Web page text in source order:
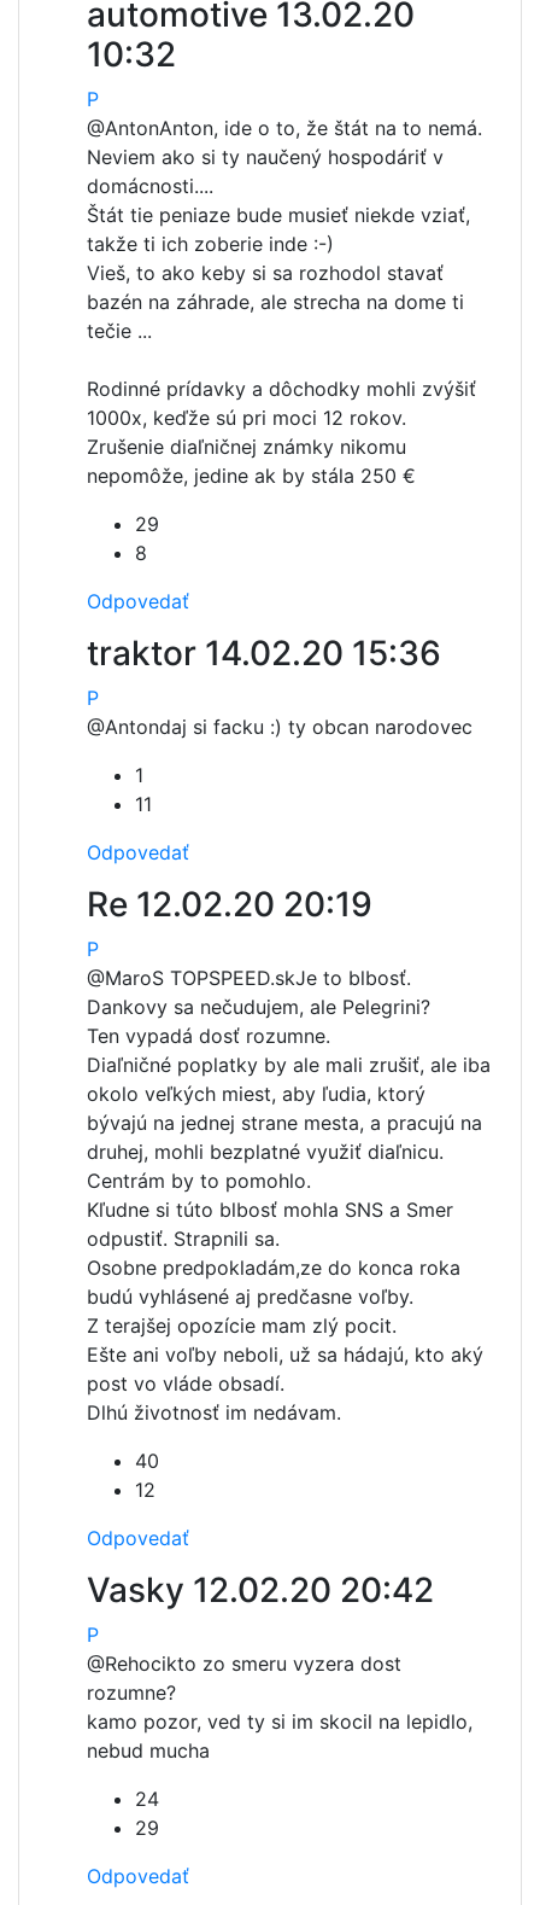
automotive 13.02.20
10:32
P
@AntonAnton, ide o to, že štát na to nemá.
Neviem ako si ty naučený hospodáriť v
domácnosti....
Štát tie peniaze bude musieť niekde vziať,
takže ti ich zoberie inde :-)
Vieš, to ako keby si sa rozhodol stavať
bazén na záhrade, ale strecha na dome ti
tečie ...
Rodinné prídavky a dôchodky mohli zvýšiť
1000x, keďže sú pri moci 12 rokov.
Zrušenie diaľničnej známky nikomu
nepomôže, jedine ak by stála 250 €
29
8
Odpovedať
traktor 14.02.20 15:36
P
@Antondaj si facku :) ty obcan narodovec
1
11
Odpovedať
Re 12.02.20 20:19
P
@MaroS TOPSPEED.skJe to blbosť.
Dankovy sa nečudujem, ale Pelegrini?
Ten vypadá dosť rozumne.
Diaľničné poplatky by ale mali zrušiť, ale iba
okolo veľkých miest, aby ľudia, ktorý
bývajú na jednej strane mesta, a pracujú na
druhej, mohli bezplatné využiť diaľnicu.
Centrám by to pomohlo.
Kľudne si túto blbosť mohla SNS a Smer
odpustiť. Strapnili sa.
Osobne predpokladám,ze do konca roka
budú vyhlásené aj predčasne voľby.
Z terajšej opozície mam zlý pocit.
Ešte ani voľby neboli, už sa hádajú, kto aký
post vo vláde obsadí.
Dlhú životnosť im nedávam.
40
12
Odpovedať
Vasky 12.02.20 20:42
P
@Rehocikto zo smeru vyzera dost
rozumne?
kamo pozor, ved ty si im skocil na lepidlo,
nebud mucha
24
29
Odpovedať